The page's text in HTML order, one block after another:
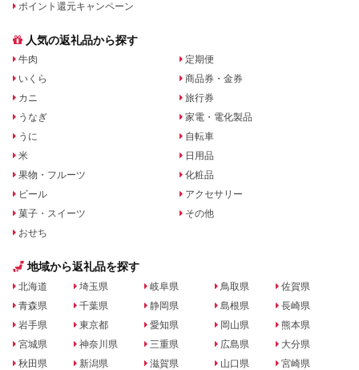
ポイント還元キャンペーン
人気の返礼品から探す
牛肉
いくら
カニ
うなぎ
うに
米
果物・フルーツ
ビール
菓子・スイーツ
おせち
定期便
商品券・金券
旅行券
家電・電化製品
自転車
日用品
化粧品
アクセサリー
その他
地域から返礼品を探す
北海道
青森県
岩手県
宮城県
秋田県
埼玉県
千葉県
東京都
神奈川県
新潟県
岐阜県
静岡県
愛知県
三重県
滋賀県
鳥取県
島根県
岡山県
広島県
山口県
佐賀県
長崎県
熊本県
大分県
宮崎県